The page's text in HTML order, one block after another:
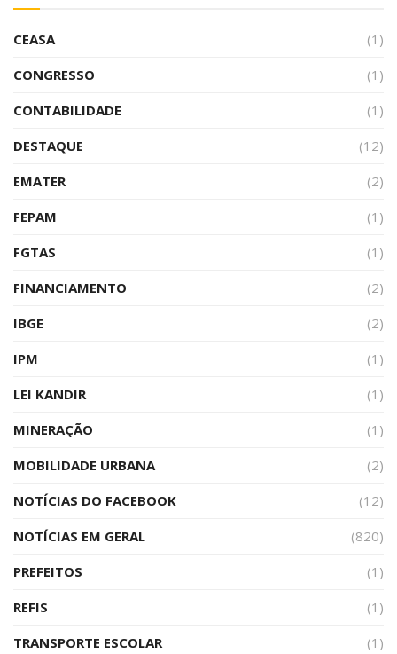
CEASA
(1)
CONGRESSO
(1)
CONTABILIDADE
(1)
DESTAQUE
(12)
EMATER
(2)
FEPAM
(1)
FGTAS
(1)
FINANCIAMENTO
(2)
IBGE
(2)
IPM
(1)
LEI KANDIR
(1)
MINERAÇÃO
(1)
MOBILIDADE URBANA
(2)
NOTÍCIAS DO FACEBOOK
(12)
NOTÍCIAS EM GERAL
(820)
PREFEITOS
(1)
REFIS
(1)
TRANSPORTE ESCOLAR
(1)